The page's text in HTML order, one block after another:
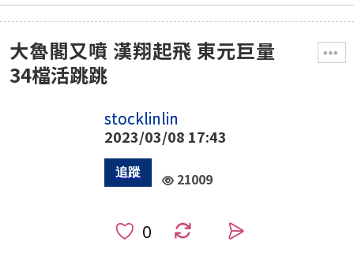
大魯閣又噴 漢翔起飛 東元巨量
34檔活跳跳
stocklinlin
2023/03/08 17:43
21009